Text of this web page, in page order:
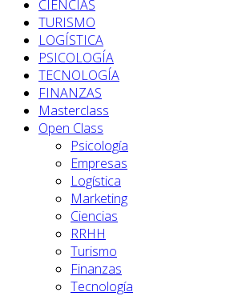
CIENCIAS
TURISMO
LOGÍSTICA
PSICOLOGÍA
TECNOLOGÍA
FINANZAS
Masterclass
Open Class
Psicología
Empresas
Logística
Marketing
Ciencias
RRHH
Turismo
Finanzas
Tecnología